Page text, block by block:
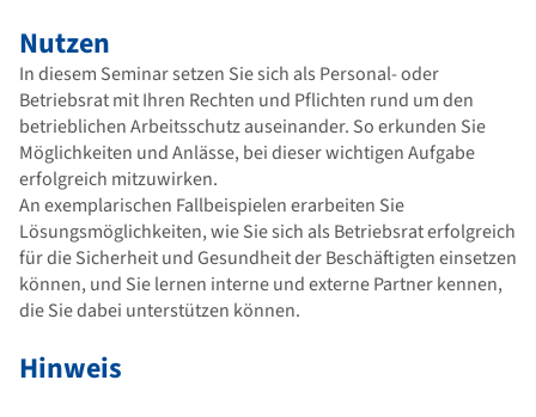
Nutzen
In diesem Seminar setzen Sie sich als Personal- oder
Betriebsrat mit Ihren Rechten und Pflichten rund um den
betrieblichen Arbeitsschutz auseinander. So erkunden Sie
Möglichkeiten und Anlässe, bei dieser wichtigen Aufgabe
erfolgreich mitzuwirken.
An exemplarischen Fallbeispielen erarbeiten Sie
Lösungsmöglichkeiten, wie Sie sich als Betriebsrat erfolgreich
für die Sicherheit und Gesundheit der Beschäftigten einsetzen
können, und Sie lernen interne und externe Partner kennen,
die Sie dabei unterstützen können.
Hinweis